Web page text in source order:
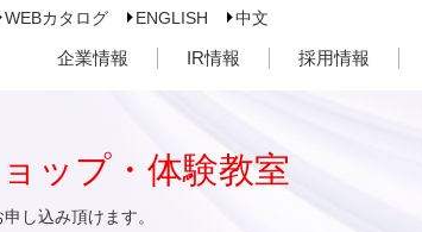
WEBカタログ ENGLISH 中文
企業情報 IR情報 採用情報
ップ・体験教室
し込み頂けます。